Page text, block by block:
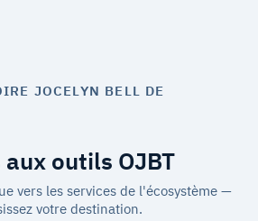
JOCELYN BELL DE
aux outils OJBT
vers les services de l'écosystème —
votre destination.